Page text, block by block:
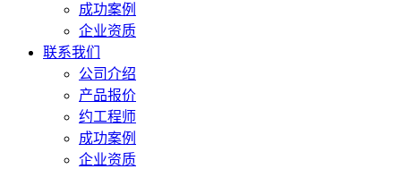
成功案例
企业资质
联系我们
公司介绍
产品报价
约工程师
成功案例
企业资质